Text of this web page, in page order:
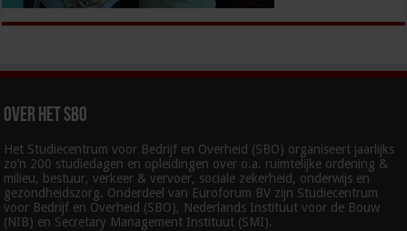
Over het SBO
Het Studiecentrum voor Bedrijf en Overheid (SBO) organiseert jaarlijks
zo’n 200 studiedagen en opleidingen over o.a. ruimtelijke ordening &
milieu, bestuur, verkeer & vervoer, sociale zekerheid, onderwijs en
gezondheidszorg. Onderdeel van Euroforum BV zijn Studiecentrum
voor Bedrijf en Overheid (SBO), Nederlands Instituut voor de Bouw
(NIB) en Secretary Management Instituut (SMI).